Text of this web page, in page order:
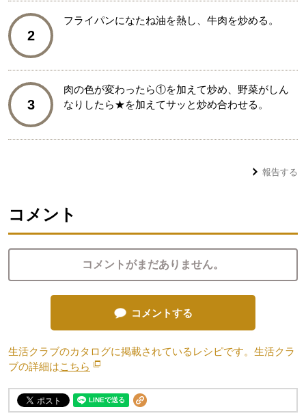
2
フライパンになたね油を熱し、牛肉を炒める。
3
肉の色が変わったら①を加えて炒め、野菜がしん
なりしたら★を加えてサッと炒め合わせる。
報告する
コメント
コメントがまだありません。
コメントする
生活クラブのカタログに掲載されているレシピです。生活クラ
ブの詳細はこちら 別のウィンドウで開きます。